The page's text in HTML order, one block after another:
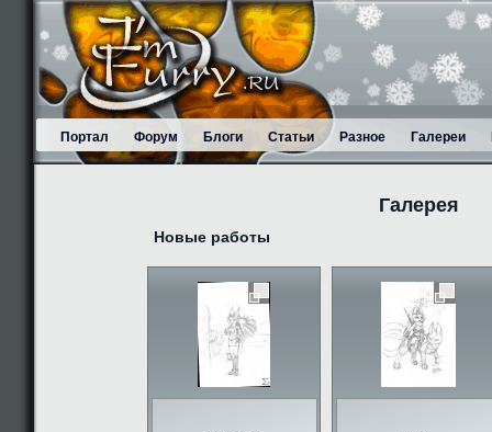
Портал Форум Блоги Статьи Разное Галереи
Галерея
Новые работы